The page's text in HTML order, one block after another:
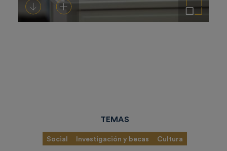
DescargarAñadir al carrito Ampliar imagen
TEMAS
Social Investigación y becas Cultura